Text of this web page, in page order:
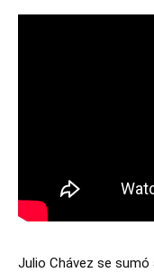
Julio Chávez se sumó